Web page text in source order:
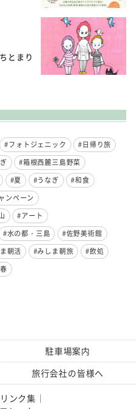
とまり
#フォトジェニック
#日帰り旅
#箱根西麓三島野菜
#夏 #うなぎ
#和食
ンペーン
#アート
#水の都・三島
#佐野美術館
朝活 #みしま朝旅
#飲処
駐車場案内
旅行会社の皆様へ
リンク集